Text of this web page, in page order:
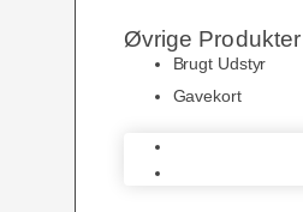
Øvrige Produkter
Brugt Udstyr
Gavekort